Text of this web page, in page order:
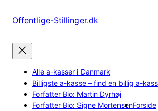
Offentlige-Stillinger.dk
Alle a-kasser i Danmark
Billigste a-kasse – find en billig a-
Forfatter Bio: Martin Dyrhøj
Forfatter Bio: Signe MortensenForside